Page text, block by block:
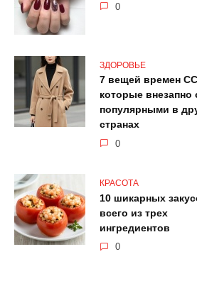
0
ЗДОРОВЬЕ
7 вещей времен
которые внезапно
популярными в
странах
0
КРАСОТА
10 шикарных
всего из трех
ингредиентов
0